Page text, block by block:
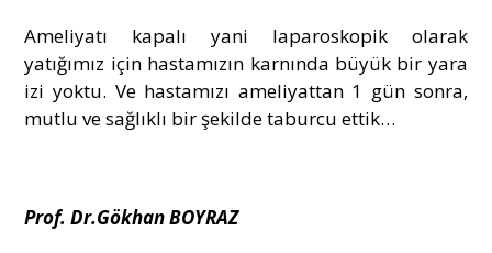
Ameliyatı kapalı yani laparoskopik olarak
yatığımız için hastamızın karnında büyük bir yara
izi yoktu. Ve hastamızı ameliyattan 1 gün sonra,
mutlu ve sağlıklı bir şekilde taburcu ettik…
Prof. Dr.Gökhan BOYRAZ